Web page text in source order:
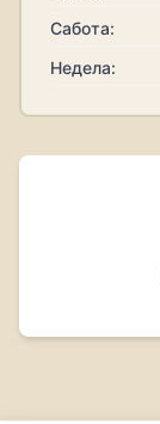
Сабота:
Недела: